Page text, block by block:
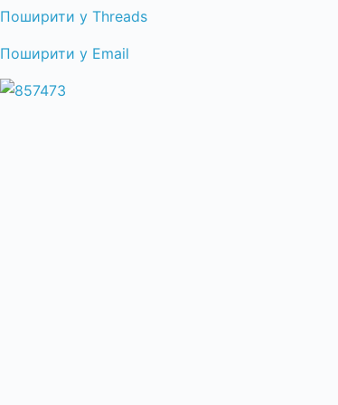
Поширити у Threads
Поширити у Email